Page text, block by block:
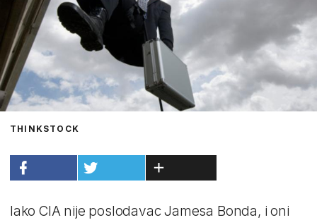
THINKSTOCK
Iako CIA nije poslodavac Jamesa Bonda, i oni